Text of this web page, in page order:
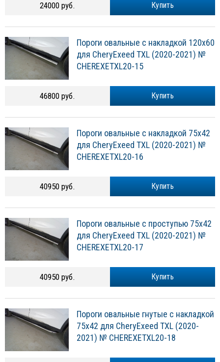
Купить
24000 руб.
Пороги овальные с накладкой 120х60
для CheryExeed TXL (2020-2021) №
CHEREXETXL20-15
Купить
46800 руб.
Пороги овальные с накладкой 75х42
для CheryExeed TXL (2020-2021) №
CHEREXETXL20-16
Купить
40950 руб.
Пороги овальные с проступью 75х42
для CheryExeed TXL (2020-2021) №
CHEREXETXL20-17
Купить
40950 руб.
Пороги овальные гнутые с накладкой
75х42 для CheryExeed TXL (2020-
2021) № CHEREXETXL20-18